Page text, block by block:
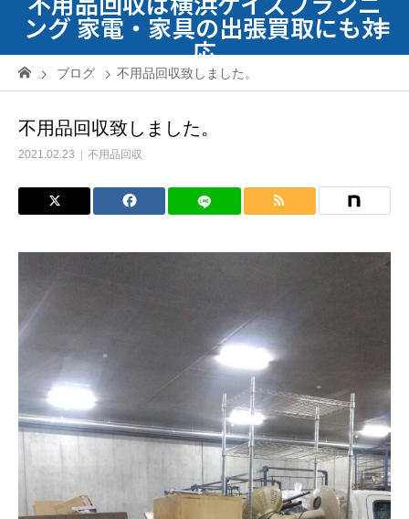
ング 家電・家具の出張買取にも対
応
ブログ 不用品回収致しました。
不用品回収致しました。
2021.02.23 不用品回収